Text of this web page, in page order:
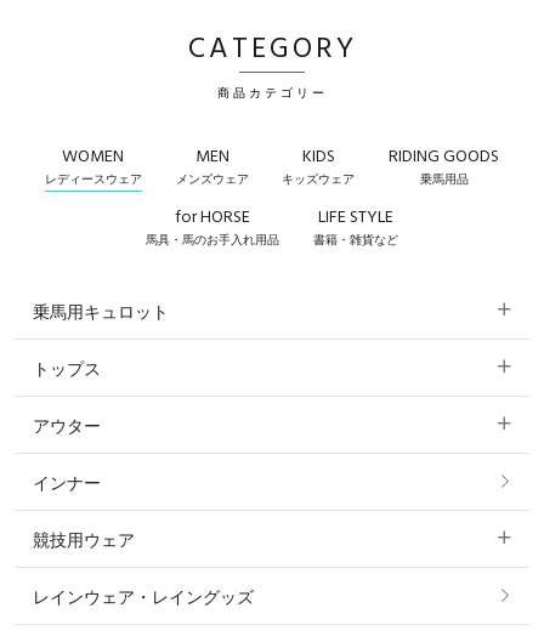
CATEGORY
商品カテゴリー
WOMEN
レディースウェア
MEN
メンズウェア
KIDS
キッズウェア
RIDING GOODS
乗馬用品
for HORSE
馬具・馬のお手入れ用品
LIFE STYLE
書籍・雑貨など
乗馬用キュロット
すべてのキュロット
フルグリップ・尻革 キュロット
ニーグリップ・膝革 キュロット
トップス
すべてのトップス
ポロシャツ
カットソー・Tシャツ・タンクトップ
アウター
すべてのアウター
コート
ジャケット・ブルゾン
インナー
競技用ウェア
すべての競技用ウェア
レインウェア・レイングッズ